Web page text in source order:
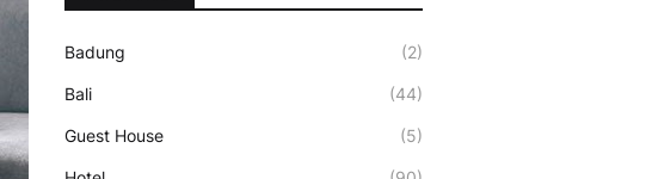
Badung (2)
Bali (44)
Guest House (5)